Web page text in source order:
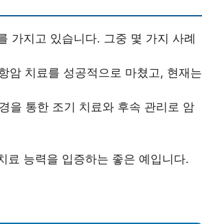
가지고 있습니다. 그중 몇 가지 사례
암 치료를 성공적으로 마쳤고, 현재는
을 통한 조기 치료와 후속 관리로 암
료 능력을 입증하는 좋은 예입니다.